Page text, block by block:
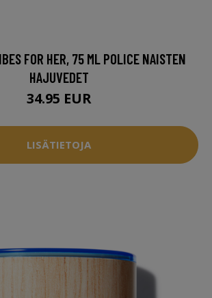
FOR HER, 75 ML POLICE NAISTEN
HAJUVEDET
34.95 EUR
LISÄTIETOJA